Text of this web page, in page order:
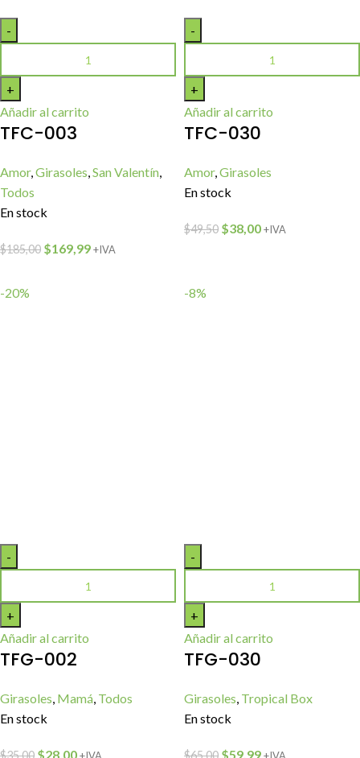
Añadir al carrito
TFC-003
Amor,Girasoles,San Valentín,
Todos
En stock
$185,00 $169,99+IVA
Añadir al carrito
TFC-030
Amor,Girasoles
En stock
$49,50 $38,00+IVA
-20%
Añadir al carrito
TFG-002
Girasoles, Mamá, Todos
En stock
$35,00 $28,00
-8%
Añadir al carrito
TFG-030
Girasoles, Tropical Box
En stock
$65,00 $59,99